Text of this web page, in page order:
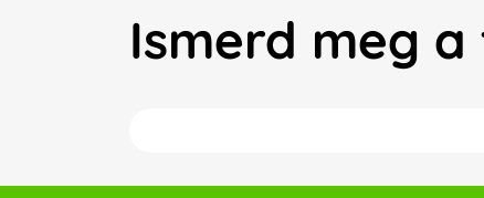
Ismerd meg